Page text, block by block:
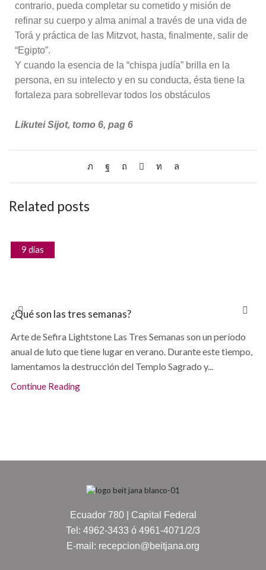
contrario, pueda completar su cometido y misión de
refinar su cuerpo y alma animal a través de una vida de
Torá y práctica de las Mitzvot, hasta, finalmente, salir de
“Egipto”.
Y cuando la esencia de la “chispa judía” brilla en la
persona, en su intelecto y en su conducta, ésta tiene la
fortaleza para sobrellevar todos los obstáculos
Likutei Sijot, tomo 6, pag 6
Related posts
9 días
¿Qué son las tres semanas?
Arte de Sefira Lightstone Las Tres Semanas son un período
anual de luto que tiene lugar en verano. Durante este tiempo,
lamentamos la destrucción del Templo Sagrado y...
Continue Reading
Ecuador 780 | Capital Federal
Tel: 4962-3433 ó 4961-4071/2/3
E-mail: recepcion@beitjana.org